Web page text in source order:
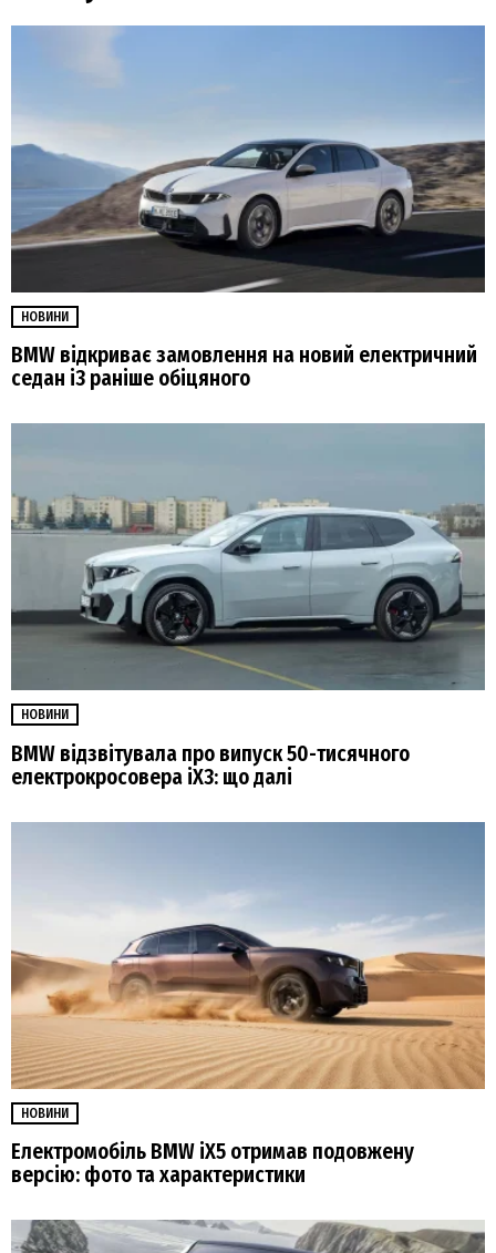
НОВИНИ
BMW відкриває замовлення на новий електричний
седан i3 раніше обіцяного
НОВИНИ
BMW відзвітувала про випуск 50-тисячного
електрокросовера iX3: що далі
НОВИНИ
Електромобіль BMW iX5 отримав подовжену
версію: фото та характеристики